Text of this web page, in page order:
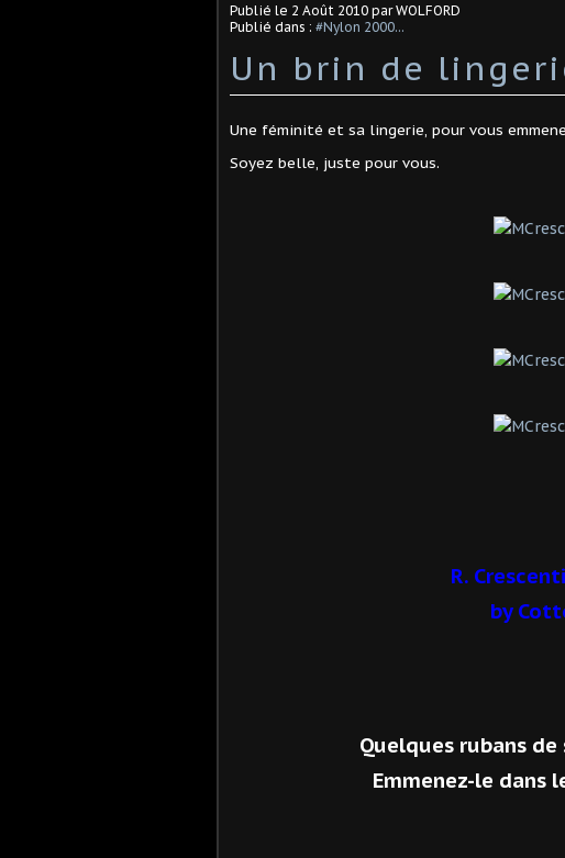
Publié le 2 Août 2010 par WOLFORD
Publié dans : #Nylon 2000...
Un brin de
Une féminité et sa lingerie, pour vous
Soyez belle, juste pour vous.
R.
by
Quelques rubans
Emmenez-le dans